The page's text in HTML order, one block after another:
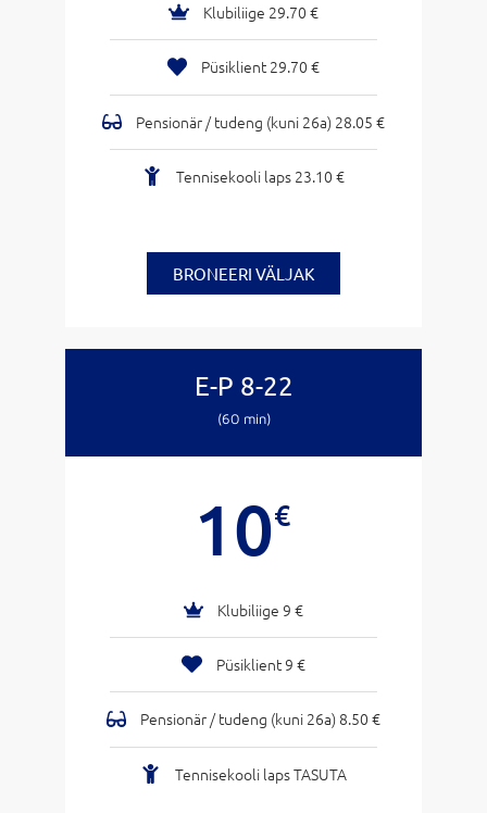
Klubiliige 29.70 €
Püsiklient 29.70 €
Pensionär / tudeng (kuni 26a) 28.05 €
Tennisekooli laps 23.10 €
BRONEERI VÄLJAK
E-P 8-22
(60 min)
10€
Klubiliige 9 €
Püsiklient 9 €
Pensionär / tudeng (kuni 26a) 8.50 €
Tennisekooli laps TASUTA